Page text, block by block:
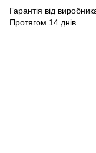
Гарантія від
Протягом 14 днів